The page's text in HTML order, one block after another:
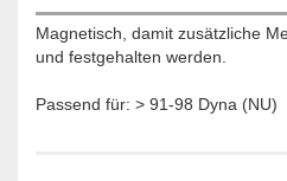
Magnetisch, damit zusätzliche
und festgehalten werden.
Passend für: > 91-98 Dyna (NU)